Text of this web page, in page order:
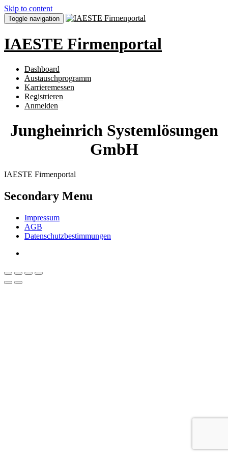
Skip to content
Toggle navigation
IAESTE Firmenportal
Dashboard
Austauschprogramm
Karrieremessen
Registrieren
Anmelden
Jungheinrich Systemlösungen
GmbH
IAESTE Firmenportal
Secondary Menu
Impressum
AGB
Datenschutzbestimmungen